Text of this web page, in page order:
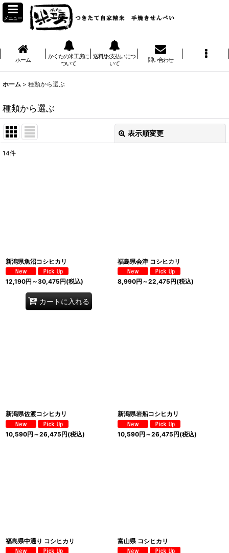
メニュー
ホーム
かくたの米工房に
ついて
送料/お支払いにつ
いて
問い合わせ
ホーム > 種類から選ぶ
種類から選ぶ
表示順変更
14件
新潟県魚沼コシヒカリ
12,190円 ～30,475円(税込)
カートに入れる
福島県会津 コシヒカリ
8,990円 ～22,475円(税込)
新潟県佐渡コシヒカリ
10,590円 ～26,475円(税込)
新潟県岩船コシヒカリ
10,590円 ～26,475円(税込)
福島県中通り コシヒカリ 富山県 コシヒカリ